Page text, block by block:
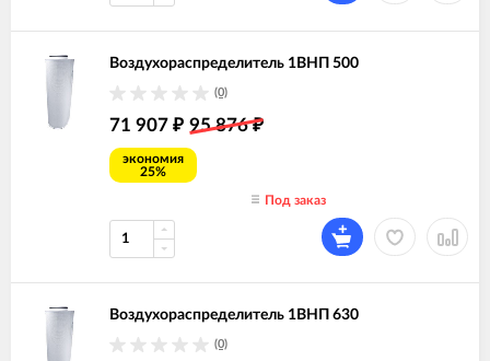
Воздухораспределитель 1ВНП 500
(0)
71 907 ₽ 95 876₽
экономия
25%
Под заказ
Воздухораспределитель 1ВНП 630
(0)